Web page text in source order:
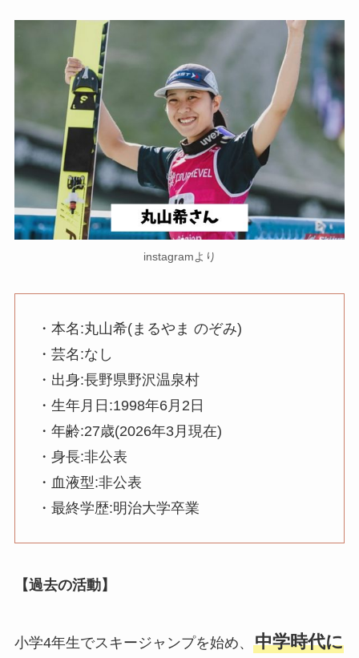
instagramより
・本名:丸山希(まるやま のぞみ)
・芸名:なし
・出身:長野県野沢温泉村
・生年月日:1998年6月2日
・年齢:27歳(2026年3月現在)
・身長:非公表
・血液型:非公表
・最終学歴:明治大学卒業
【過去の活動】
小学4年生でスキージャンプを始め、 中学時代に